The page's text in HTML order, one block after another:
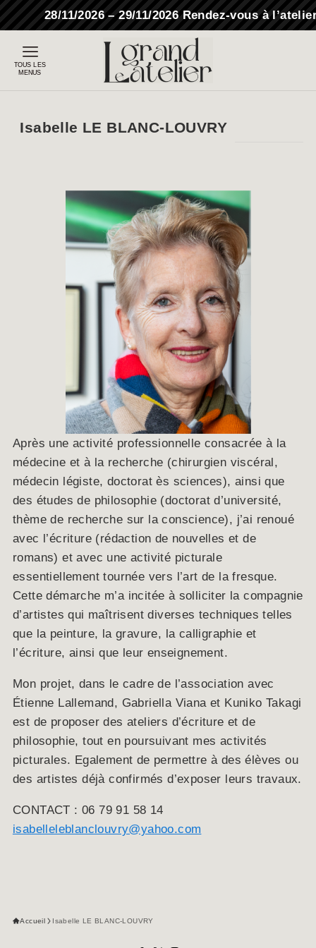
28/11/2026 – 29/11/2026 Rendez-vous à l’atelier
TOUS LES
MENUS
Isabelle LE BLANC-LOUVRY
Après une activité professionnelle consacrée à la
médecine et à la recherche (chirurgien viscéral,
médecin légiste, doctorat ès sciences), ainsi que
des études de philosophie (doctorat d’université,
thème de recherche sur la conscience), j’ai renoué
avec l’écriture (rédaction de nouvelles et de
romans) et avec une activité picturale
essentiellement tournée vers l’art de la fresque.
Cette démarche m’a incitée à solliciter la compagnie
d’artistes qui maîtrisent diverses techniques telles
que la peinture, la gravure, la calligraphie et
l’écriture, ainsi que leur enseignement.
Mon projet, dans le cadre de l’association avec
Étienne Lallemand, Gabriella Viana et Kuniko Takagi
est de proposer des ateliers d’écriture et de
philosophie, tout en poursuivant mes activités
picturales. Egalement de permettre à des élèves ou
des artistes déjà confirmés d’exposer leurs travaux.
CONTACT : 06 79 91 58 14
isabelleleblanclouvry@yahoo.com
Accueil Isabelle LE BLANC-LOUVRY